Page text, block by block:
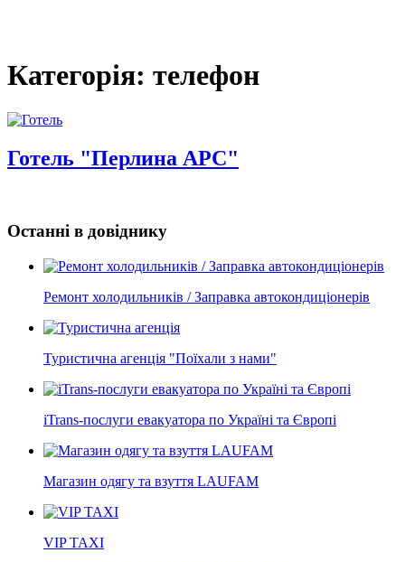
Категорія: телефон
Готель "Перлина АРС"
Останні в довіднику
Ремонт холодильників / Заправка автокондиціонерів
Туристична агенція "Поїхали з нами"
iTrans-послуги евакуатора по Україні та Європі
Магазин одягу та взуття LAUFAM
VIP TAXI